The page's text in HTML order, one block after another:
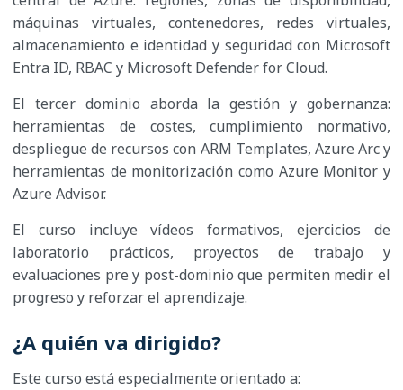
máquinas virtuales, contenedores, redes virtuales,
almacenamiento e identidad y seguridad con Microsoft
Entra ID, RBAC y Microsoft Defender for Cloud.
El tercer dominio aborda la gestión y gobernanza:
herramientas de costes, cumplimiento normativo,
despliegue de recursos con ARM Templates, Azure Arc y
herramientas de monitorización como Azure Monitor y
Azure Advisor.
El curso incluye vídeos formativos, ejercicios de
laboratorio prácticos, proyectos de trabajo y
evaluaciones pre y post-dominio que permiten medir el
progreso y reforzar el aprendizaje.
¿A quién va dirigido?
Este curso está especialmente orientado a: